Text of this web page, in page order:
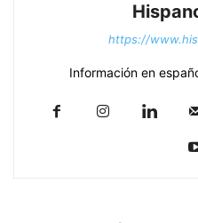
https://
Información en